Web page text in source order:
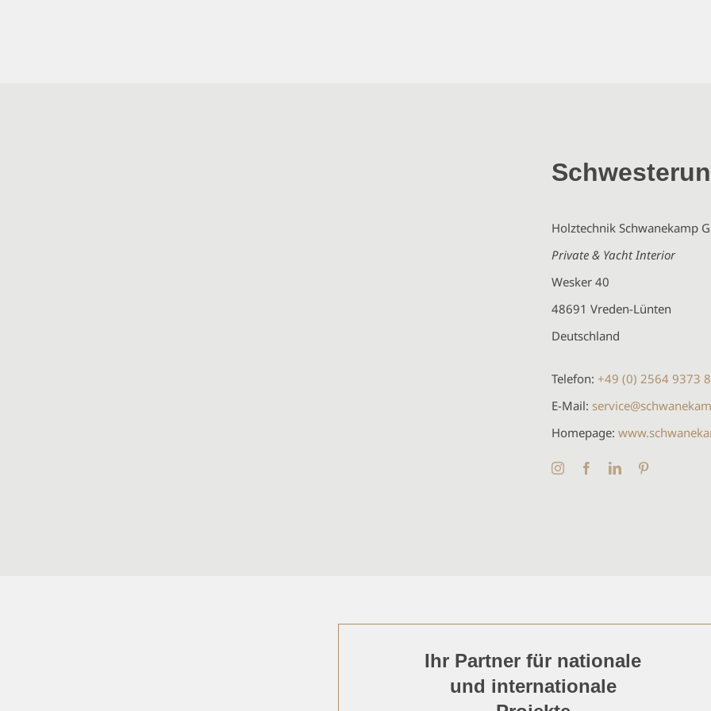
Holztechnik Schwanekamp
Private & Yacht Interior
Wesker 40
48691 Vreden-Lünten
Deutschland
Telefon:+49 (0) 2564 9373
E-Mail:
Homepage:
Ihr Partner für nationale
und internationale